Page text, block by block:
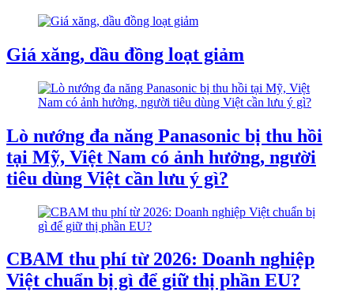
Giá xăng, dầu đồng loạt giảm
Lò nướng đa năng Panasonic bị thu hồi
tại Mỹ, Việt Nam có ảnh hưởng, người
tiêu dùng Việt cần lưu ý gì?
CBAM thu phí từ 2026: Doanh nghiệp
Việt chuẩn bị gì để giữ thị phần EU?